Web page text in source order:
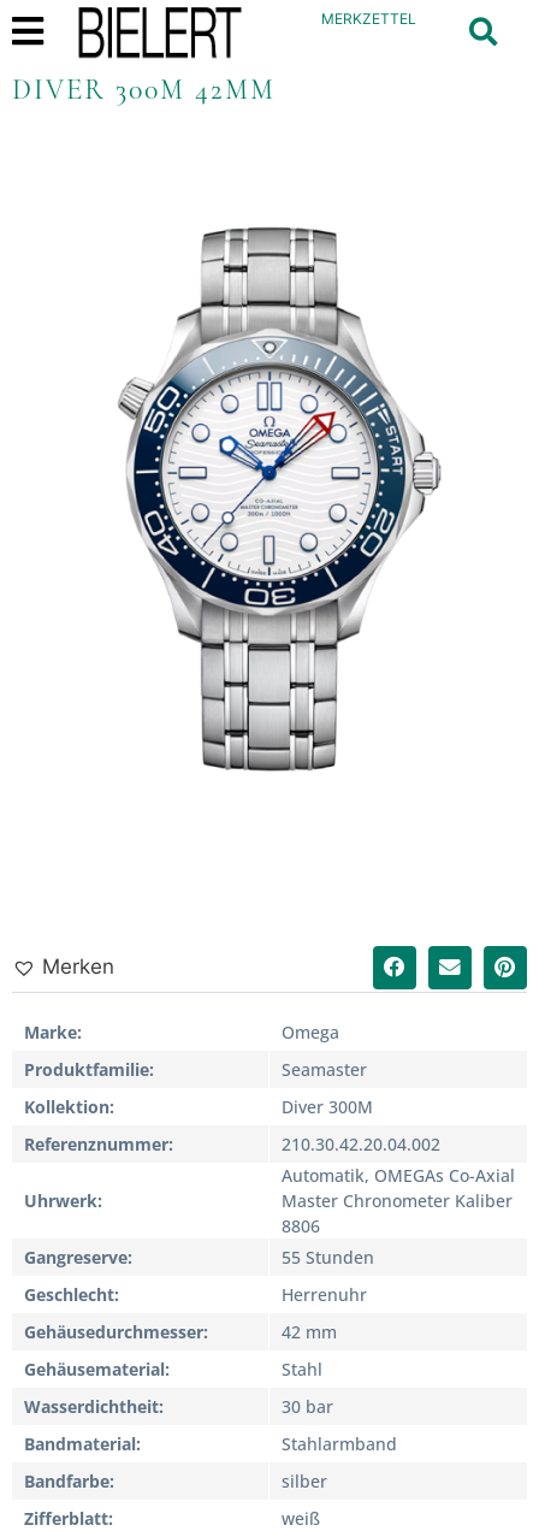
MERKZETTEL
DIVER 300M 42MM
Merken
Marke
Omega
Produktfamilie
Seamaster
Kollektion
Diver 300M
Referenznummer
210.30.42.20.04.002
Uhrwerk
Automatik, OMEGAs Co-Axial
Master Chronometer Kaliber
8806
Gangreserve
55 Stunden
Geschlecht
Herrenuhr
Gehäusedurchmesser
42 mm
Gehäusematerial
Stahl
Wasserdichtheit
30 bar
Bandmaterial
Stahlarmband
Bandfarbe
silber
Zifferblatt
weiß